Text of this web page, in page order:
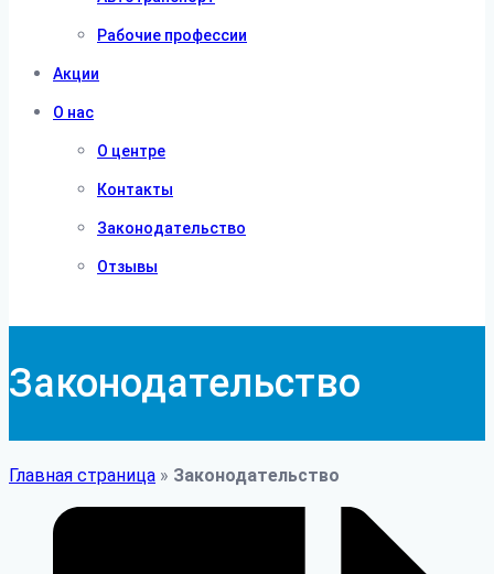
Рабочие профессии
Акции
О нас
О центре
Контакты
Законодательство
Отзывы
Законодательство
Главная страница » Законодательство